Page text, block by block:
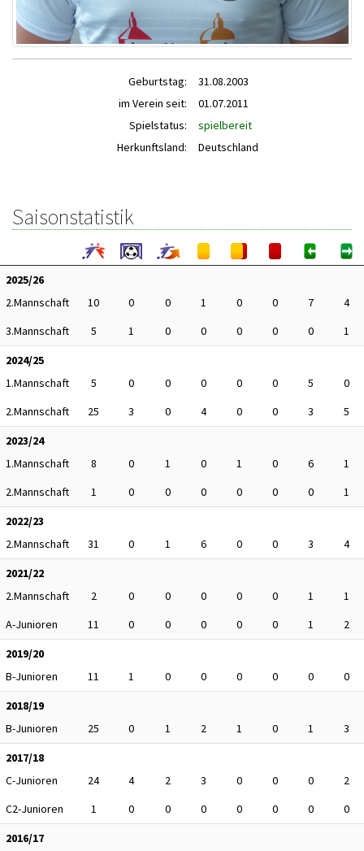
Geburtstag:
31.08.2003
im Verein seit:
01.07.2011
Spielstatus:
spielbereit
Herkunftsland:
Deutschland
Saisonstatistik
2025/26
2.Mannschaft
10 0 0 1 0 0 7
4
3.Mannschaft
5 1 0 0 0 0 0
1
2024/25
1.Mannschaft
5 0 0 0 0 0 5
0
2.Mannschaft
25 3 0 4 0 0 3
5
2023/24
1.Mannschaft
8 0 1 0 1 0 6
1
2.Mannschaft
1 0 0 0 0 0 0
1
2022/23
2.Mannschaft
31 0 1 6 0 0 3
4
2021/22
2.Mannschaft
2 0 0 0 0 0 1
1
A-Junioren
11 0 0 0 0 0 1
2
2019/20
B-Junioren
11 1 0 0 0 0 0
0
2018/19
B-Junioren
25 0 1 2 1 0 1
3
2017/18
C-Junioren
24 4 2 3 0 0 0
2
C2-Junioren
1 0 0 0 0 0 0
0
2016/17